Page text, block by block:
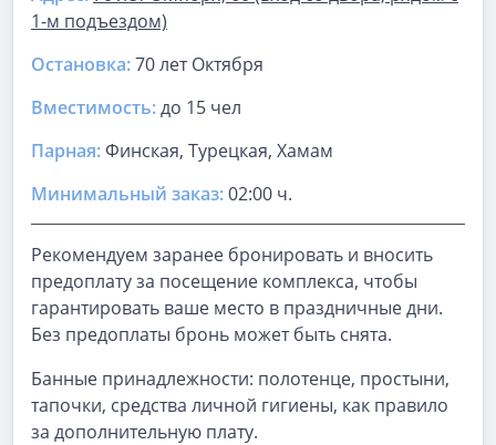
1-м подъездом)
Остановка:70 лет Октября
Вместимость:до 15 чел
Парная:Финская, Турецкая, Хамам
Минимальный заказ:02:00 ч.
Рекомендуем заранее бронировать и вносить
предоплату за посещение комплекса, чтобы
гарантировать ваше место в праздничные дни.
Без предоплаты бронь может быть снята.
Банные принадлежности: полотенце, простыни,
тапочки, средства личной гигиены, как правило
за дополнительную плату.